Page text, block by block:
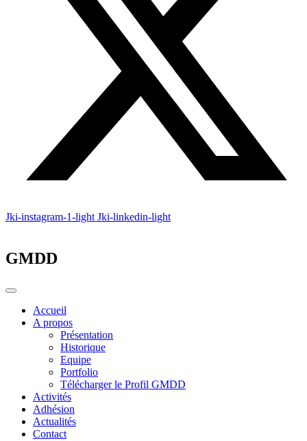
Jki-instagram-1-light Jki-linkedin-light
GMDD
Accueil
A propos
Présentation
Historique
Equipe
Portfolio
Télécharger le Profil GMDD
Activités
Adhésion
Actualités
Contact